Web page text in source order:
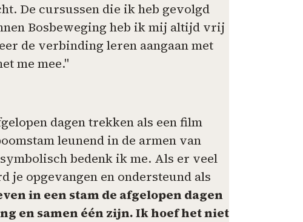
De cursussen die ik heb gevolgd
Bosbeweging heb ik mij altijd vrij
de verbinding leren aangaan met
me mee."
dagen trekken als een film
leunend in de armen van
bedenk ik me. Als er veel
je opgevangen en ondersteund als
in een stam de afgelopen dagen
en samen één zijn. Ik hoef het niet